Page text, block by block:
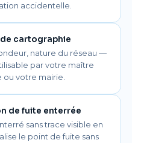
accidentelle.
cartographie
nature du réseau —
par votre maître
votre mairie.
de fuite enterrée
sans trace visible en
le point de fuite sans